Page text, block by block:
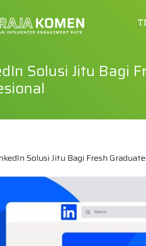
Solusi Jitu Bagi
Solusi Jitu Bagi Fresh